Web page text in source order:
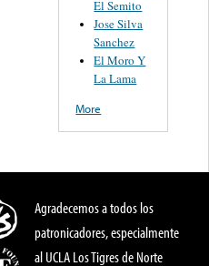
El Semito
Jose Silva
Sanchez
El Moro Y
La Lama
More
Agradecemos a todos los
patronicadores, especialmente
al UCLA Los Tigres de Norte